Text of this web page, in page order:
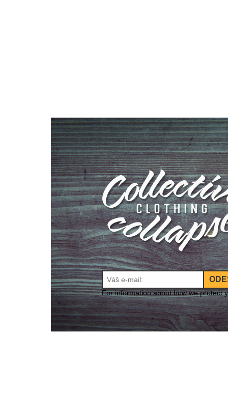
For information about how we protect